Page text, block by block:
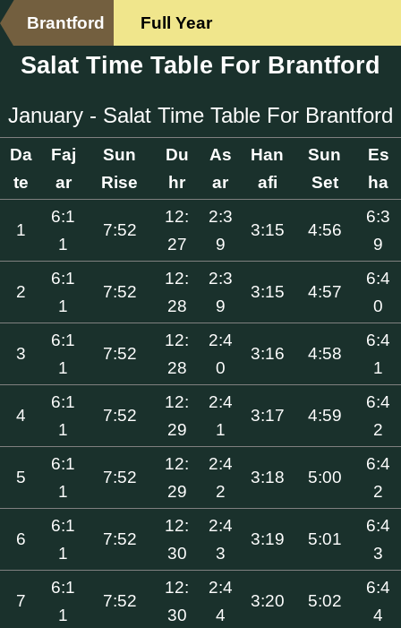
Brantford Full Year
Salat Time Table For Brantford
January - Salat Time Table For Brantford
Da
te
Faj
ar
Sun
Rise
Du
hr
As
ar
Han
afi
Sun
Set
Es
ha
1
6:1
1
7:52
12:
27
2:3
9
3:15 4:56
6:3
9
2
6:1
1
7:52
12:
28
2:3
9
3:15 4:57
6:4
0
3
6:1
1
7:52
12:
28
2:4
0
3:16 4:58
6:4
1
4
6:1
1
7:52
12:
29
2:4
1
3:17 4:59
6:4
2
5
6:1
1
7:52
12:
29
2:4
2
3:18 5:00
6:4
2
6
6:1
1
7:52
12:
30
2:4
3
3:19 5:01
6:4
3
7
6:1
1
7:52
12:
30
2:4
4
3:20 5:02
6:4
4